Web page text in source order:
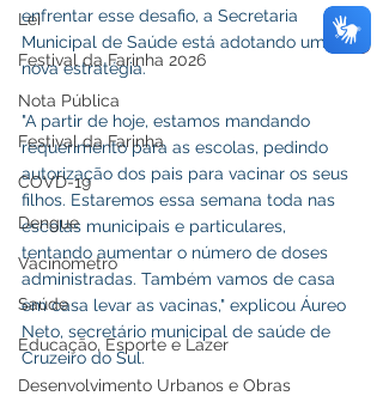
Lei
Festival da Farinha 2026
Nota Pública
Festival da Farinha
COVD-19
Dengue
Vacinômetro
Saúde
Educação, Esporte e Lazer
Desenvolvimento Urbanos e Obras
enfrentar esse desafio, a Secretaria
Municipal de Saúde está adotando uma
nova estratégia.
"A partir de hoje, estamos mandando
requerimento para as escolas, pedindo
autorização dos pais para vacinar os seus
filhos. Estaremos essa semana toda nas
escolas municipais e particulares,
tentando aumentar o número de doses
administradas. Também vamos de casa
em casa levar as vacinas," explicou Áureo
Neto, secretário municipal de saúde de
Cruzeiro do Sul.